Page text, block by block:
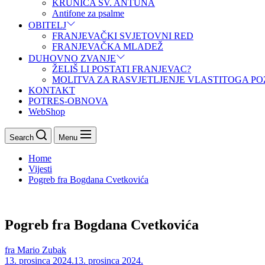
KRUNICA SV. ANTUNA
Antifone za psalme
OBITELJ
FRANJEVAČKI SVJETOVNI RED
FRANJEVAČKA MLADEŽ
DUHOVNO ZVANJE
ŽELIŠ LI POSTATI FRANJEVAC?
MOLITVA ZA RASVJETLJENJE VLASTITOGA
KONTAKT
POTRES-OBNOVA
WebShop
Search Menu
Home
Vijesti
Pogreb fra Bogdana Cvetkovića
Pogreb fra Bogdana Cvetkovića
fra Mario Zubak
13. prosinca 2024.13. prosinca 2024.